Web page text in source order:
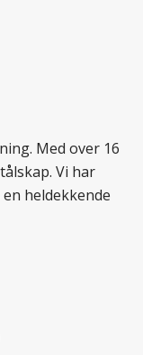
Med over 16
Vi har
heldekkende